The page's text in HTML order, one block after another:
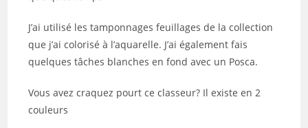
J’ai utilisé les tamponnages feuillages de la collection
que j’ai colorisé à l’aquarelle. J’ai également fais
quelques tâches blanches en fond avec un Posca.
Vous avez craquez pourt ce classeur? Il existe en 2
couleurs